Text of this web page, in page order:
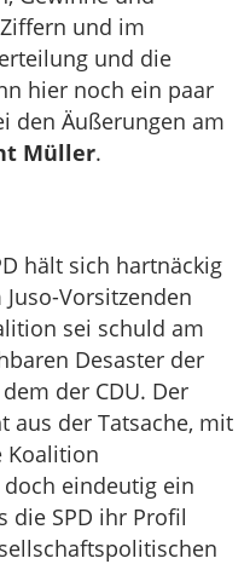
und im
und die
hier noch ein paar
den Äußerungen am
Müller.
hält sich hartnäckig
Vorsitzenden
sei schuld am
Desaster der
der CDU. Der
aus der Tatsache, mit
Koalition
doch eindeutig ein
die SPD ihr Profil